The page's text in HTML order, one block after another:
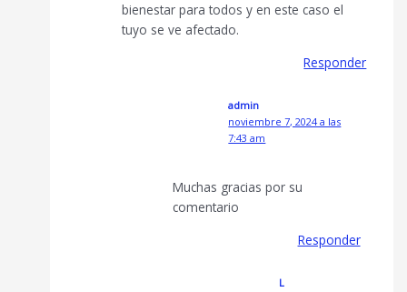
bienestar para todos y en este caso el
tuyo se ve afectado.
Responder
admin
noviembre 7, 2024 a las
7:43 am
Muchas gracias por su
comentario
Responder
L